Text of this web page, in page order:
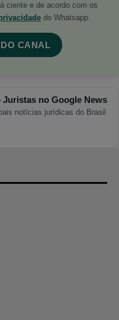
ciente e de acordo com os
do Whatsapp.
CANAL
Juristas no Google News
notícias jurídicas do Brasil